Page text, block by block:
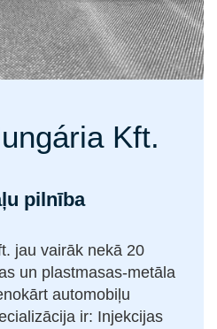
Kft.
pilnība
jau vairāk nekā 20
un plastmasas-metāla
automobiļu
ir: Injekcijas